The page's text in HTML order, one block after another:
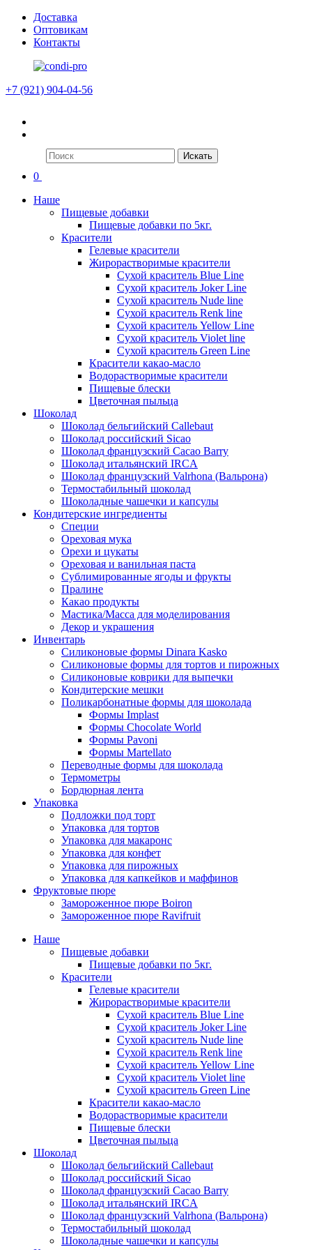
Доставка
Оптовикам
Контакты
+7 (921) 904-04-56
Искать
0
Наше
Пищевые добавки
Пищевые добавки по 5кг.
Красители
Гелевые красители
Жирорастворимые красители
Сухой краситель Blue Line
Сухой краситель Joker Line
Сухой краситель Nude line
Сухой краситель Renk line
Сухой краситель Yellow Line
Сухой краситель Violet line
Сухой краситель Green Line
Красители какао-масло
Водорастворимые красители
Пищевые блески
Цветочная пыльца
Шоколад
Шоколад бельгийский Callebaut
Шоколад российский Sicao
Шоколад французский Cacao Barry
Шоколад итальянский IRCA
Шоколад французский Valrhona (Вальрона)
Термостабильный шоколад
Шоколадные чашечки и капсулы
Кондитерские ингредиенты
Специи
Ореховая мука
Орехи и цукаты
Ореховая и ванильная паста
Сублимированные ягоды и фрукты
Пралине
Какао продукты
Мастика/Масса для моделирования
Декор и украшения
Инвентарь
Силиконовые формы Dinara Kasko
Силиконовые формы для тортов и пирожных
Силиконовые коврики для выпечки
Кондитерские мешки
Поликарбонатные формы для шоколада
Формы Implast
Формы Chocolate World
Формы Pavoni
Формы Martellato
Переводные формы для шоколада
Термометры
Бордюрная лента
Упаковка
Подложки под торт
Упаковка для тортов
Упаковка для макаронс
Упаковка для конфет
Упаковка для пирожных
Упаковка для капкейков и маффинов
Фруктовые пюре
Замороженное пюре Boiron
Замороженное пюре Ravifruit
Наше
Пищевые добавки
Пищевые добавки по 5кг.
Красители
Гелевые красители
Жирорастворимые красители
Сухой краситель Blue Line
Сухой краситель Joker Line
Сухой краситель Nude line
Сухой краситель Renk line
Сухой краситель Yellow Line
Сухой краситель Violet line
Сухой краситель Green Line
Красители какао-масло
Водорастворимые красители
Пищевые блески
Цветочная пыльца
Шоколад
Шоколад бельгийский Callebaut
Шоколад российский Sicao
Шоколад французский Cacao Barry
Шоколад итальянский IRCA
Шоколад французский Valrhona (Вальрона)
Термостабильный шоколад
Шоколадные чашечки и капсулы